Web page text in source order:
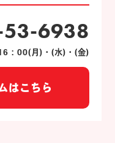
6938
：00(月)・(水)・(金)
はこちら